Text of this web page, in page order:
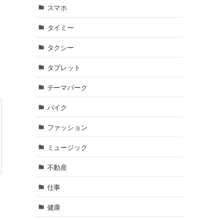
スマホ
タイミー
タクシー
タブレット
テーマパーク
バイク
ファッション
ミュージック
不動産
仕事
健康